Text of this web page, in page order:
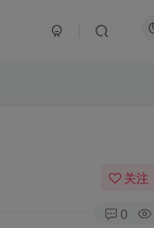
关注
0